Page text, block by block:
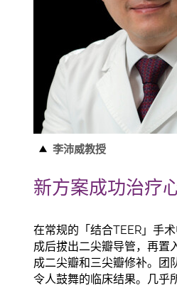
李沛威教授
新方案成功治疗
在常规的「结合TEER」手
成后拔出二尖瓣导管，再置
成二尖瓣和三尖瓣修补。团
令人鼓舞的临床结果。几乎